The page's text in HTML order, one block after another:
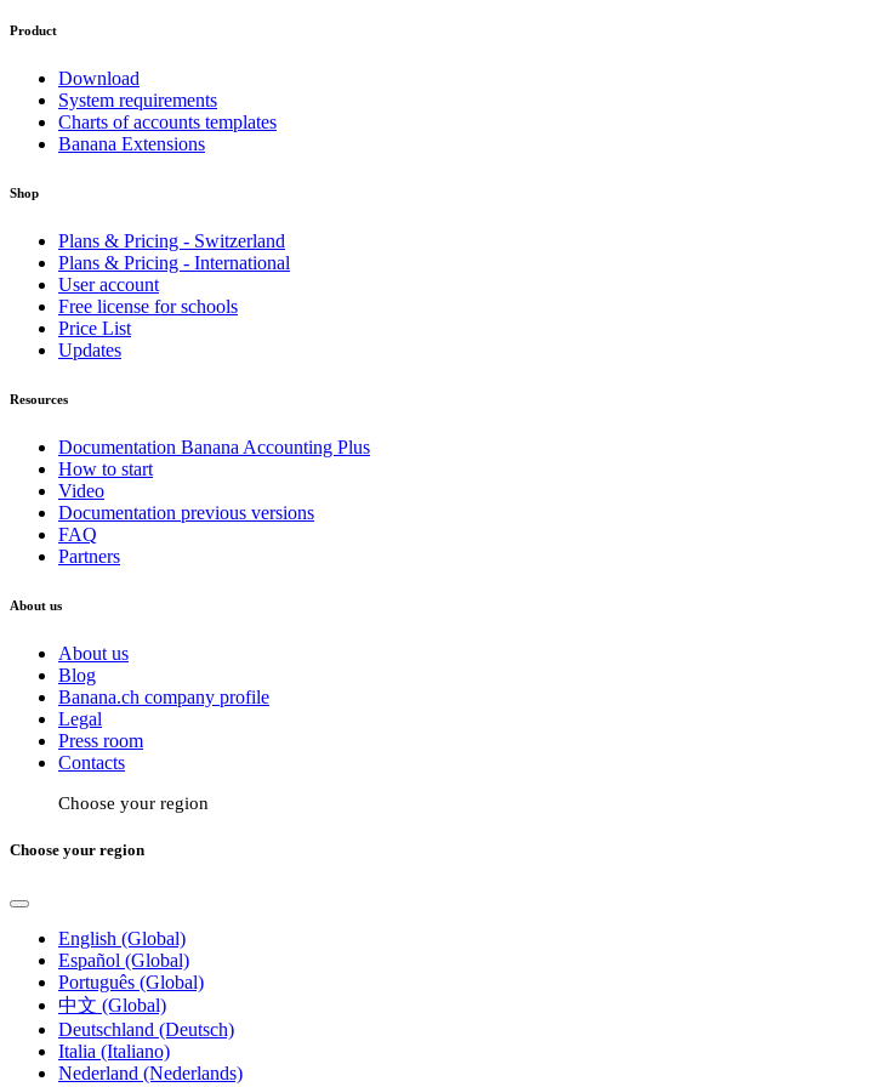
Product
Download
System requirements
Charts of accounts templates
Banana Extensions
Shop
Plans & Pricing - Switzerland
Plans & Pricing - International
User account
Free license for schools
Price List
Updates
Resources
Documentation Banana Accounting Plus
How to start
Video
Documentation previous versions
FAQ
Partners
About us
About us
Blog
Banana.ch company profile
Legal
Press room
Contacts
Choose your region
Choose your region
English (Global)
Español (Global)
Português (Global)
中文 (Global)
Deutschland (Deutsch)
Italia (Italiano)
Nederland (Nederlands)